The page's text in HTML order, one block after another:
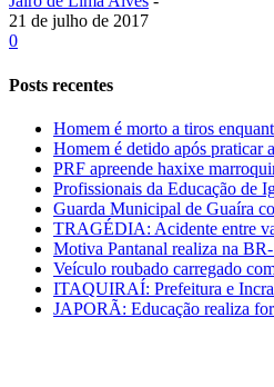
21 de julho de 2017
0
Posts recentes
Homem é morto a tiros
Homem é detido após praticar
PRF apreende haxixe
Profissionais da Educação de
Guarda Municipal de Guaíra
TRAGÉDIA: Acidente entre
Motiva Pantanal realiza na
Veículo roubado carregado
ITAQUIRAÍ: Prefeitura e Incra
JAPORÃ: Educação realiza